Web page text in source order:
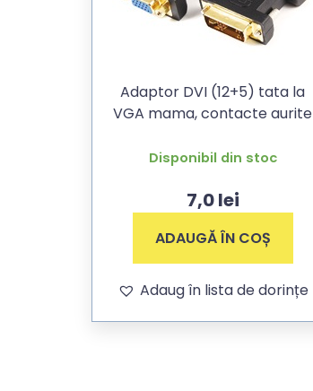
Adaptor DVI (12+5) tata la
VGA mama, contacte aurite
Disponibil din stoc
7,0lei
ADAUGĂ ÎN COȘ
Adaug în lista de dorințe